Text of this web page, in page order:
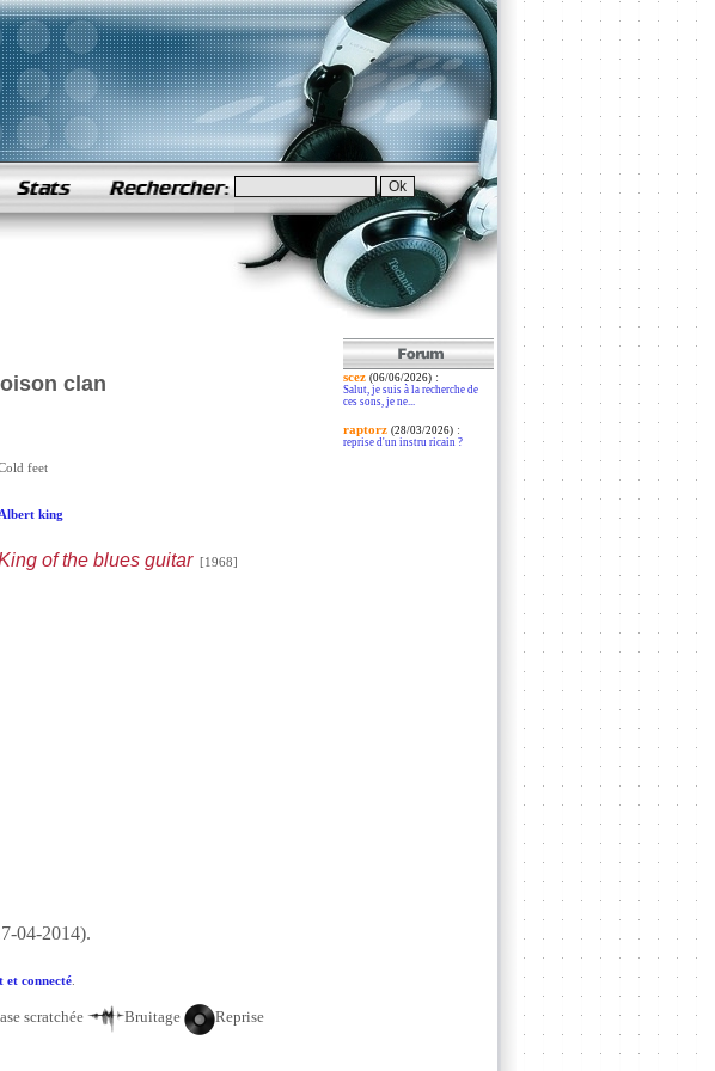
clan
feet
Albert king
of the blues guitar[1968]
04-2014).
et connecté.
scratchée Bruitage Reprise
scez (06/06/2026):
Salut, je suis à la recherche de
ces sons, je ne...
raptorz (28/03/2026):
reprise d'un instru ricain ?